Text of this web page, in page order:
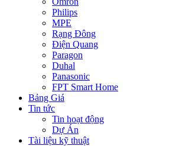
Philips
MPE
Rạng Đông
Điện Quang
Paragon
Duhal
Panasonic
FPT Smart Home
Bảng Giá
Tin tức
Tin hoạt động
Dự Án
Tài liệu kỹ thuật